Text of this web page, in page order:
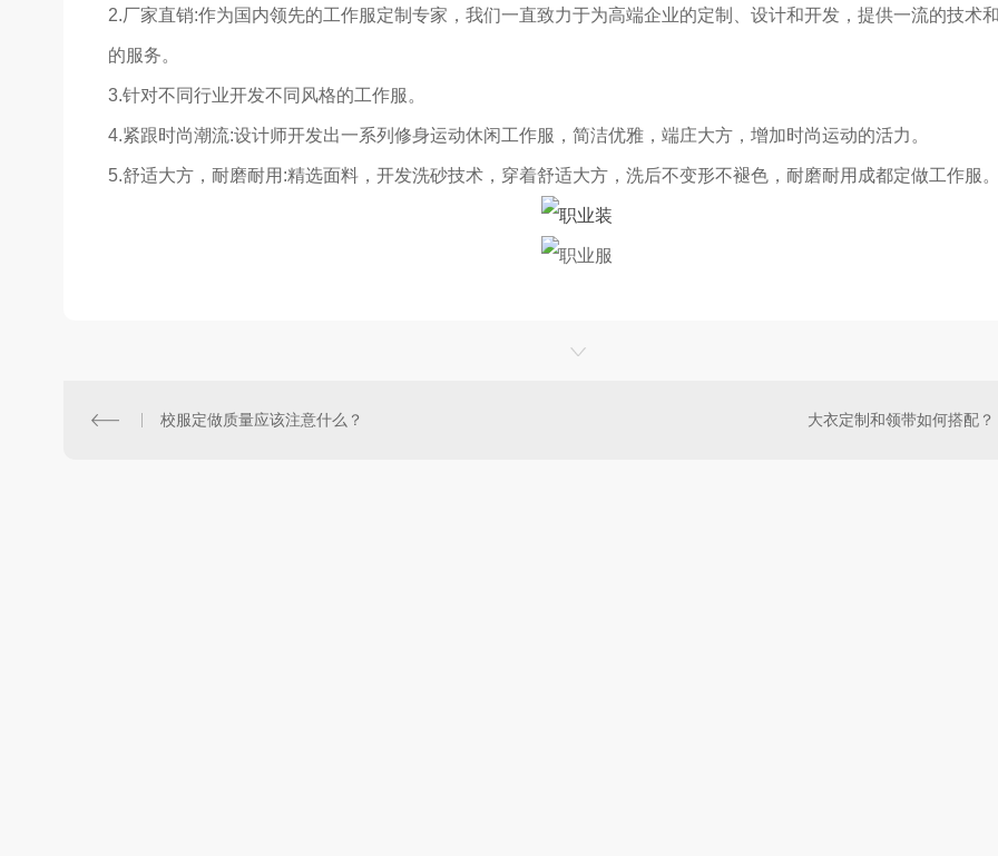
2.厂家直销:作为国内领先的工作服定制专家，我们一直致力于为高端企业的定制、设计和开发，提供一流的技术
的服务。
3.针对不同行业开发不同风格的工作服。
4.紧跟时尚潮流:设计师开发出一系列修身运动休闲工作服，简洁优雅，端庄大方，增加时尚运动的活力。
5.舒适大方，耐磨耐用:精选面料，开发洗砂技术，穿着舒适大方，洗后不变形不褪色，耐磨耐用成都定做工作服
校服定做质量应该注意什么？ 大衣定制和领带如何搭配？